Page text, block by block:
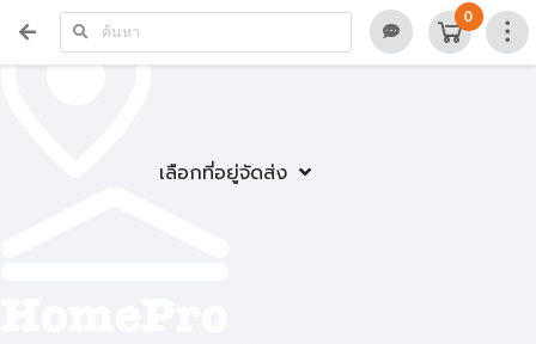
เลือกที่อยู่จัดส่ง
0